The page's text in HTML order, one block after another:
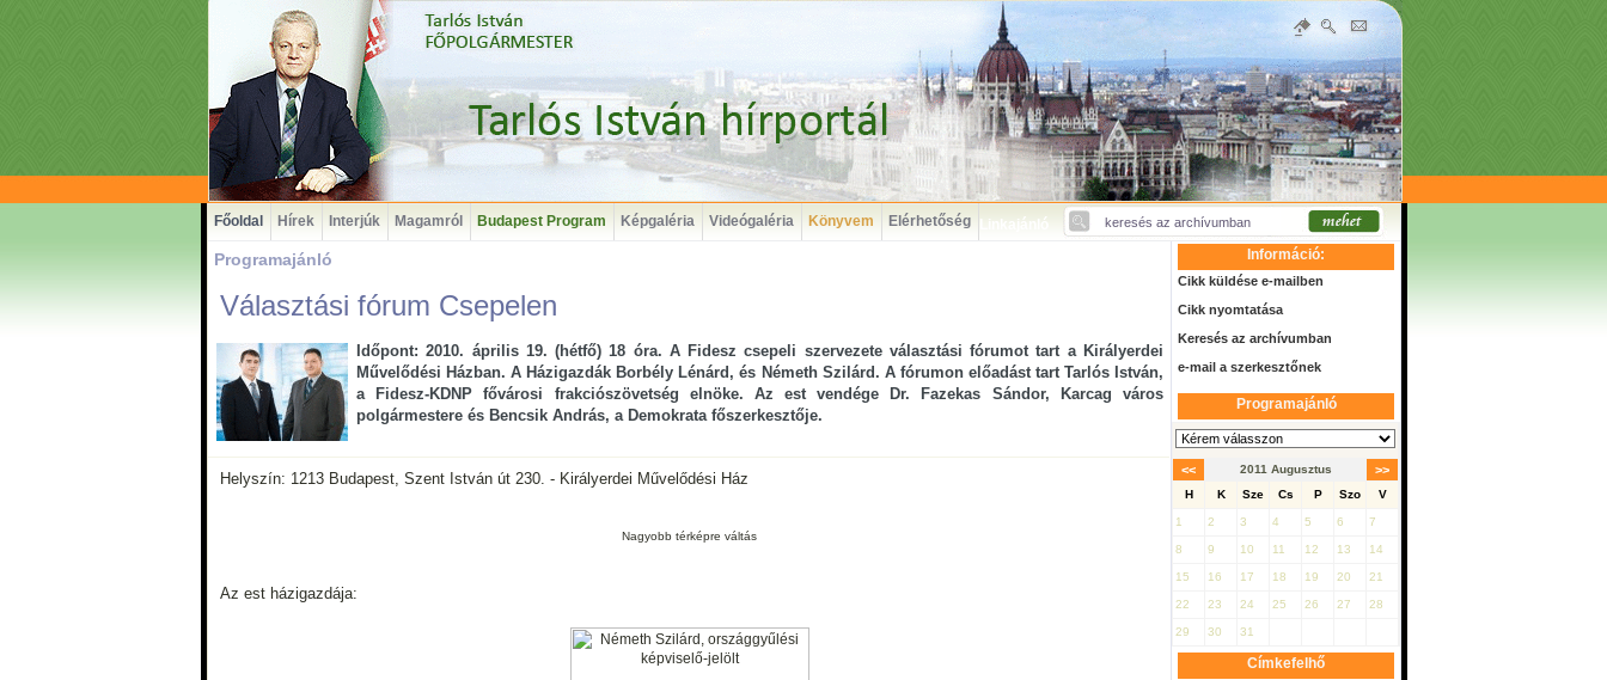
Főoldal Hírek Interjúk Magamról Budapest Program Képgaléria Videógaléria Linkajánló
Könyvem Elérhetőség
Programajánló
Választási fórum Csepelen
Időpont: 2010. április 19. (hétfő) 18 óra. A Fidesz csepeli szervezete választási fórumot tart a Királyerdei
Művelődési Házban. A Házigazdák Borbély Lénárd, és Németh Szilárd. A fórumon előadást tart Tarlós István,
a Fidesz-KDNP fővárosi frakciószövetség elnöke. Az est vendége Dr. Fazekas Sándor, Karcag város
polgármestere és Bencsik András, a Demokrata főszerkesztője.
Helyszín: 1213 Budapest, Szent István út 230. - Királyerdei Művelődési Ház
Nagyobb térképre váltás
Az est házigazdája:
Információ:
Cikk küldése e-mailben
Cikk nyomtatása
Keresés az archívumban
e-mail a szerkesztőnek
Programajánló
<< 2011 Augusztus >>
H K Sze Cs P Szo V
1 2 3 4 5 6 7
8 9 10 11 12 13 14
15 16 17 18 19 20 21
22 23 24 25 26 27 28
29 30 31
Címkefelhő